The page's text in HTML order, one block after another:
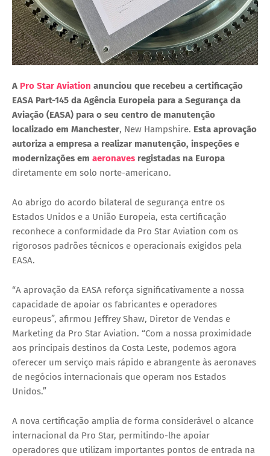
A Pro Star Aviation anunciou que recebeu a certificação
EASA Part-145 da Agência Europeia para a Segurança da
Aviação (EASA) para o seu centro de manutenção
localizado em Manchester, New Hampshire. Esta aprovação
autoriza a empresa a realizar manutenção, inspeções e
modernizações em aeronaves registadas na Europa
diretamente em solo norte-americano.
Ao abrigo do acordo bilateral de segurança entre os
Estados Unidos e a União Europeia, esta certificação
reconhece a conformidade da Pro Star Aviation com os
rigorosos padrões técnicos e operacionais exigidos pela
EASA.
“A aprovação da EASA reforça significativamente a nossa
capacidade de apoiar os fabricantes e operadores
europeus”, afirmou Jeffrey Shaw, Diretor de Vendas e
Marketing da Pro Star Aviation. “Com a nossa proximidade
aos principais destinos da Costa Leste, podemos agora
oferecer um serviço mais rápido e abrangente às aeronaves
de negócios internacionais que operam nos Estados
Unidos.”
A nova certificação amplia de forma considerável o alcance
internacional da Pro Star, permitindo-lhe apoiar
operadores que utilizam importantes pontos de entrada na